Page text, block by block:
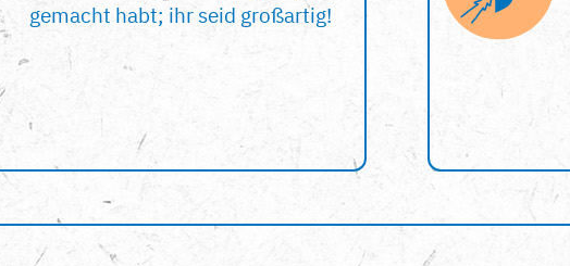
gemacht habt; ihr seid großartig!